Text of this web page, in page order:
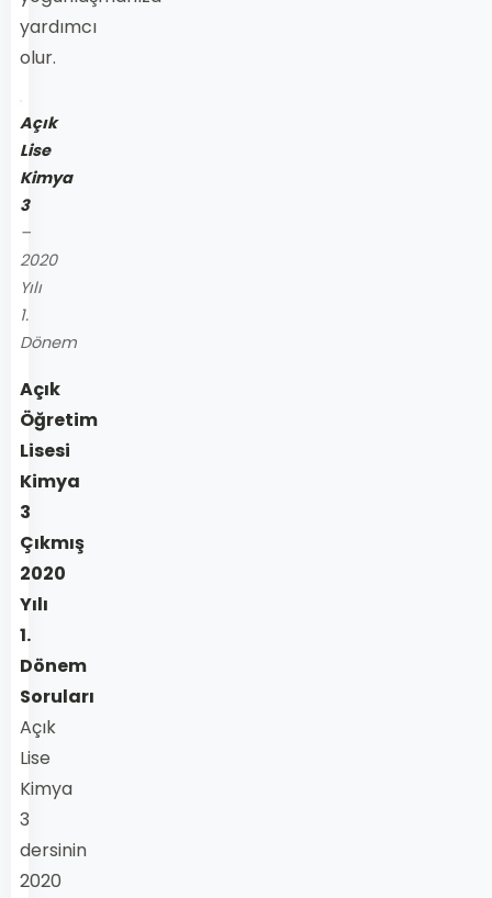
yardımcı
olur.
Açık
Lise
Kimya
3
–
2020
Yılı
1.
Dönem
Açık
Öğretim
Lisesi
Kimya
3
Çıkmış
2020
Yılı
1.
Dönem
Soruları
Açık
Lise
Kimya
3
dersinin
2020